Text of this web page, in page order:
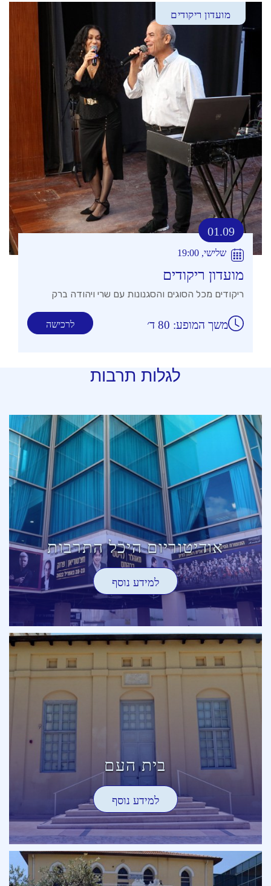
מועדון ריקודים
01.09
שלישי, 19:00
מועדון ריקודים
ריקודים מכל הסוגים והסגנונות עם שרי ויהודה ברק
לרכישה משך המופע: 80 ד׳
לגלות תרבות
אודיטוריום היכל התרבות
למידע נוסף
בית העם
למידע נוסף